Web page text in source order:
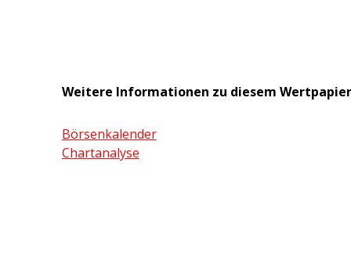
Weitere Informationen zu diesem Wertpapier
Börsenkalender
Chartanalyse